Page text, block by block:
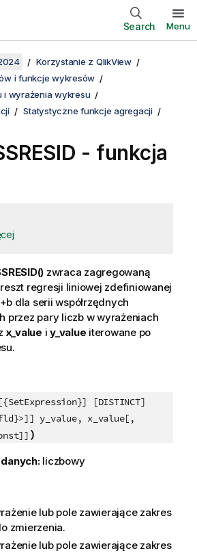
Search Menu
Korzystanie z QlikView
i funkcje wykresów
i wyrażenia wykresu
Statystyczne funkcje agregacji
- funkcja
zwraca zagregowaną
regresji liniowej zdefiniowanej
dla serii współrzędnych
przez pary liczb w wyrażeniach
x_value i y_value iterowane po
[{SetExpression}] [DISTINCT]
y_value, x_value[,
)
liczbowy
lub pole zawierające zakres
zmierzenia.
lub pole zawierające zakres